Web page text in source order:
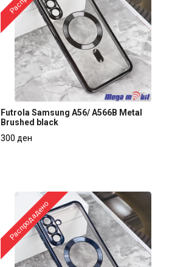
Futrola Samsung A56/ A566B Metal
Futrola Samsung A56/ A566B Metal
Brushed black
300 ден
Распродадено